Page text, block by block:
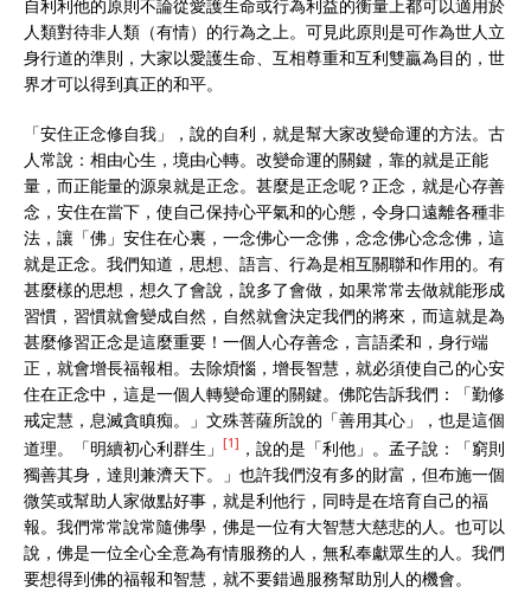
自利利他的原則不論從愛護生命或行為利益的衡量上都可以適用於
人類對待非人類（有情）的行為之上。可見此原則是可作為世人立
身行道的準則，大家以愛護生命、互相尊重和互利雙贏為目的，世
界才可以得到真正的和平。
「安住正念修自我」，說的自利，就是幫大家改變命運的方法。古
人常說：相由心生，境由心轉。改變命運的關鍵，靠的就是正能
量，而正能量的源泉就是正念。甚麼是正念呢？正念，就是心存善
念，安住在當下，使自己保持心平氣和的心態，令身口遠離各種非
法，讓「佛」安住在心裏，一念佛心一念佛，念念佛心念念佛，這
就是正念。我們知道，思想、語言、行為是相互關聯和作用的。有
甚麼樣的思想，想久了會說，說多了會做，如果常常去做就能形成
習慣，習慣就會變成自然，自然就會決定我們的將來，而這就是為
甚麼修習正念是這麼重要！一個人心存善念，言語柔和，身行端
正，就會增長福報相。去除煩惱，增長智慧，就必須使自己的心安
住在正念中，這是一個人轉變命運的關鍵。佛陀告訴我們：「勤修
戒定慧，息滅貪瞋痴。」文殊菩薩所說的「善用其心」，也是這個
道理。「明續初心利群生」 [1] ，說的是「利他」。孟子說：「窮則
獨善其身，達則兼濟天下。」也許我們沒有多的財富，但布施一個
微笑或幫助人家做點好事，就是利他行，同時是在培育自己的福
報。我們常常說常隨佛學，佛是一位有大智慧大慈悲的人。也可以
說，佛是一位全心全意為有情服務的人，無私奉獻眾生的人。我們
要想得到佛的福報和智慧，就不要錯過服務幫助別人的機會。